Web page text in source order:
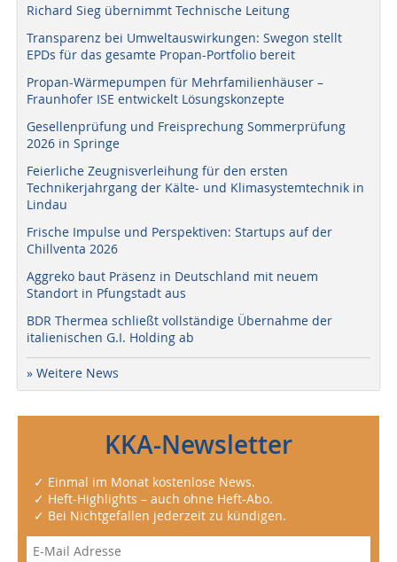
Richard Sieg übernimmt Technische Leitung
Transparenz bei Umweltauswirkungen: Swegon stellt
EPDs für das gesamte Propan-Portfolio bereit
Propan-Wärmepumpen für Mehrfamilienhäuser –
Fraunhofer ISE entwickelt Lösungskonzepte
Gesellenprüfung und Freisprechung Sommerprüfung
2026 in Springe
Feierliche Zeugnisverleihung für den ersten
Technikerjahrgang der Kälte- und Klimasystemtechnik in
Lindau
Frische Impulse und Perspektiven: Startups auf der
Chillventa 2026
Aggreko baut Präsenz in Deutschland mit neuem
Standort in Pfungstadt aus
BDR Thermea schließt vollständige Übernahme der
italienischen G.I. Holding ab
» Weitere News
KKA-Newsletter
✓ Einmal im Monat kostenlose News.
✓ Heft-Highlights – auch ohne Heft-Abo.
✓ Bei Nichtgefallen jederzeit zu kündigen.